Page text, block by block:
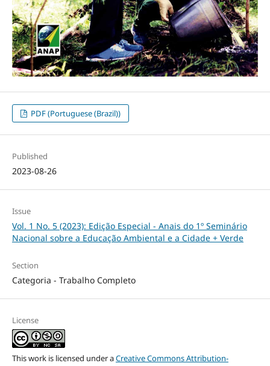
PDF (Portuguese (Brazil))
Published
2023-08-26
Issue
Vol. 1 No. 5 (2023): Edição Especial - Anais do 1º Seminário
Nacional sobre a Educação Ambiental e a Cidade + Verde
Section
Categoria - Trabalho Completo
License
This work is licensed under aCreative Commons Attribution-